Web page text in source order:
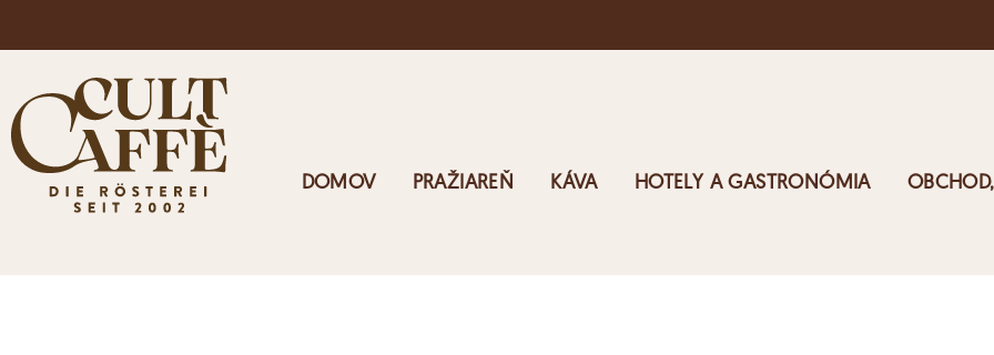
Doprava zdarma v Rakúsku pri objednávkach nad 125 €
DOMOV PRAŽIAREŇ KÁVA HOTELY A GASTRONÓMIA